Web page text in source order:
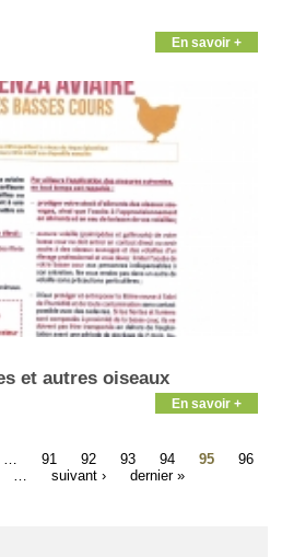
En savoir +
et autres oiseaux
En savoir +
91 92 93 94 95
96
suivant › dernier »